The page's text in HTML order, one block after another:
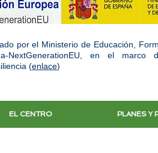
por el Ministerio de Educación,
NextGenerationEU, en el marco
(enlace)
EL CENTRO PLANES Y